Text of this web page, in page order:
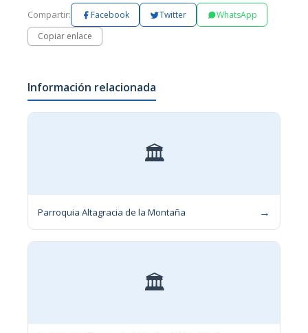
Compartir: Facebook Twitter
WhatsApp
Copiar enlace
Información relacionada
🏛
Parroquia Altagracia de la Montaña →
🏛